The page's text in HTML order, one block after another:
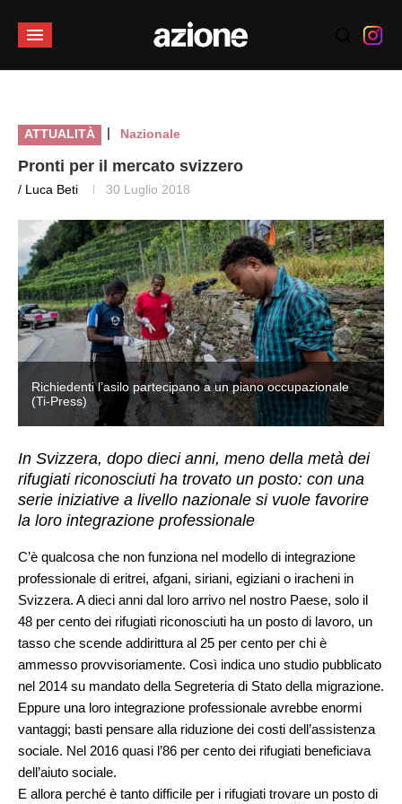
ATTUALITÀ | Nazionale
Pronti per il mercato svizzero
/ Luca Beti 30 Luglio 2018
Richiedenti l’asilo partecipano a un piano occupazionale
(Ti-Press)
In Svizzera, dopo dieci anni, meno della metà dei
rifugiati riconosciuti ha trovato un posto: con una
serie iniziative a livello nazionale si vuole favorire
la loro integrazione professionale
C’è qualcosa che non funziona nel modello di integrazione
professionale di eritrei, afgani, siriani, egiziani o iracheni in
Svizzera. A dieci anni dal loro arrivo nel nostro Paese, solo il
48 per cento dei rifugiati riconosciuti ha un posto di lavoro, un
tasso che scende addirittura al 25 per cento per chi è
ammesso provvisoriamente. Così indica uno studio pubblicato
nel 2014 su mandato della Segreteria di Stato della migrazione.
Eppure una loro integrazione professionale avrebbe enormi
vantaggi; basti pensare alla riduzione dei costi dell’assistenza
sociale. Nel 2016 quasi l’86 per cento dei rifugiati beneficiava
dell’aiuto sociale.
E allora perché è tanto difficile per i rifugiati trovare un posto di